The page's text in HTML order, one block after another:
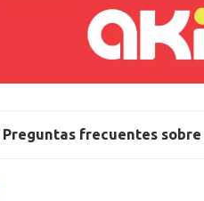
Preguntas frecuentes sobre